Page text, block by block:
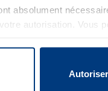
absolument
autorisation. Vous